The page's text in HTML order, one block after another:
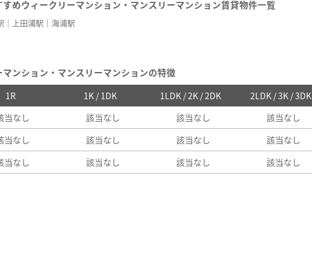
めウィークリーマンション・マンスリーマンション賃貸物件一覧
上田浦駅 海浦駅
ンション・マンスリーマンションの特徴
1R 1K / 1DK 1LDK / 2K / 2DK 2LDK / 3K / 3DK
当なし 該当なし 該当なし 該当なし
当なし 該当なし 該当なし 該当なし
当なし 該当なし 該当なし 該当なし